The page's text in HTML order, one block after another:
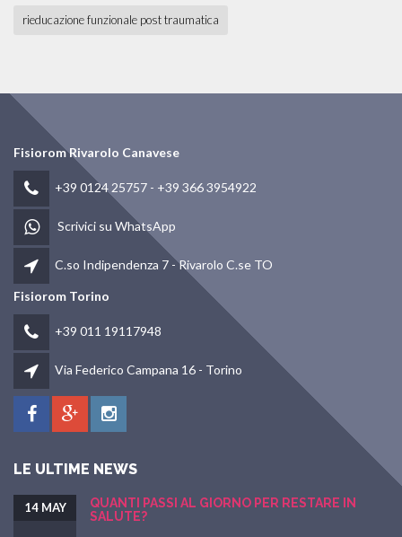
rieducazione funzionale post traumatica
Fisiorom Rivarolo Canavese
+39 0124 25757 - +39 366 3954922
Scrivici su WhatsApp
C.so Indipendenza 7 - Rivarolo C.se TO
Fisiorom Torino
+39 011 19117948
Via Federico Campana 16 - Torino
LE ULTIME NEWS
QUANTI PASSI AL GIORNO PER RESTARE IN
SALUTE?
14 MAY